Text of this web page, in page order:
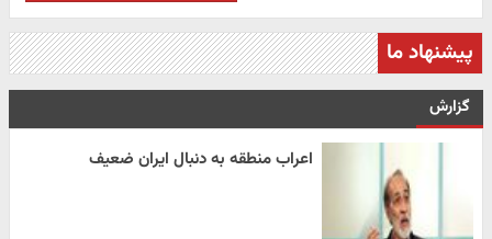
پیشنهاد ما
گزارش
اعراب منطقه به دنبال ایران ضعیف